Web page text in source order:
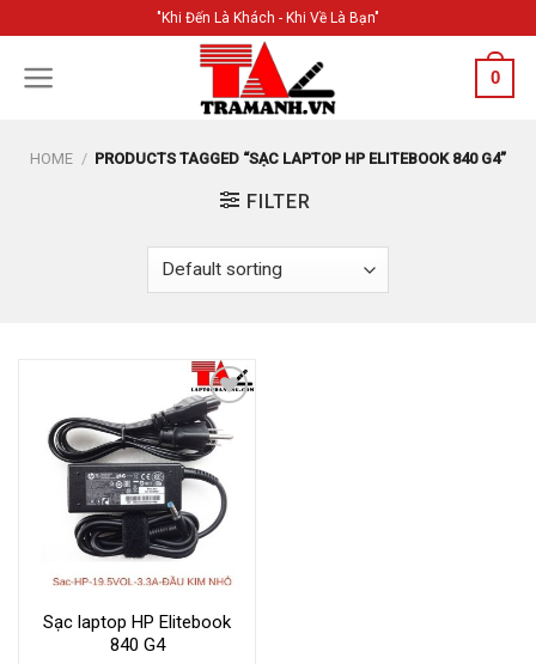
content
"Khi Đến Là Khách - Khi Về Là Bạn"
0
HOME / PRODUCTS TAGGED “SẠC LAPTOP HP ELITEBOOK 840 G4”
FILTER
Add to
Wishlist
Sạc laptop HP Elitebook
840 G4